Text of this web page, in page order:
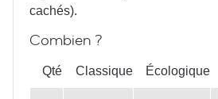
cachés).
Combien ?
Qté Classique Écologique